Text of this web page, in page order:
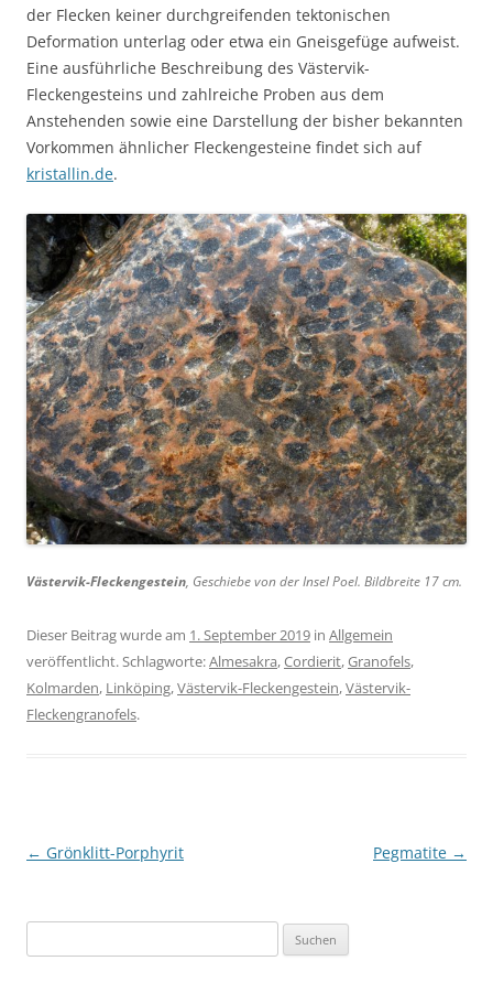
der Flecken keiner durchgreifenden tektonischen
Deformation unterlag oder etwa ein Gneisgefüge aufweist.
Eine ausführliche Beschreibung des Västervik-
Fleckengesteins und zahlreiche Proben aus dem
Anstehenden sowie eine Darstellung der bisher bekannten
Vorkommen ähnlicher Fleckengesteine findet sich auf
kristallin.de.
Västervik-Fleckengestein, Geschiebe von der Insel Poel. Bildbreite 17 cm.
Dieser Beitrag wurde am 1. September 2019 in Allgemein
veröffentlicht. Schlagworte:Almesakra,Cordierit,Granofels,
Kolmarden, Linköping,Västervik-Fleckengestein,Västervik-
Fleckengranofels.
Beitragsnavigation
← Grönklitt-Porphyrit Pegmatite →
u